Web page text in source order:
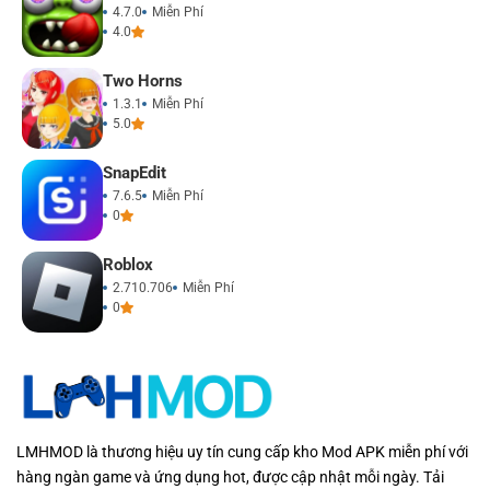
4.7.0
Miễn Phí
4.0
Two Horns
1.3.1
Miễn Phí
5.0
SnapEdit
7.6.5
Miễn Phí
0
Roblox
2.710.706
Miễn Phí
0
LMHMOD là thương hiệu uy tín cung cấp kho Mod APK miễn phí với
hàng ngàn game và ứng dụng hot, được cập nhật mỗi ngày. Tải